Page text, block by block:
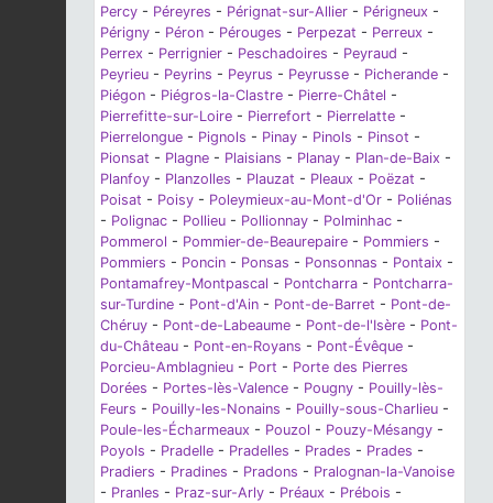
Percy - Péreyres - Pérignat-sur-Allier - Périgneux -
Périgny - Péron - Pérouges - Perpezat - Perreux -
Perrex - Perrignier - Peschadoires - Peyraud -
Peyrieu - Peyrins - Peyrus - Peyrusse - Picherande -
Piégon - Piégros-la-Clastre - Pierre-Châtel -
Pierrefitte-sur-Loire - Pierrefort - Pierrelatte -
Pierrelongue - Pignols - Pinay - Pinols - Pinsot -
Pionsat - Plagne - Plaisians - Planay - Plan-de-Baix -
Planfoy - Planzolles - Plauzat - Pleaux - Poëzat -
Poisat - Poisy - Poleymieux-au-Mont-d'Or - Poliénas
- Polignac - Pollieu - Pollionnay - Polminhac -
Pommerol - Pommier-de-Beaurepaire - Pommiers -
Pommiers - Poncin - Ponsas - Ponsonnas - Pontaix -
Pontamafrey-Montpascal - Pontcharra - Pontcharra-
sur-Turdine - Pont-d'Ain - Pont-de-Barret - Pont-de-
Chéruy - Pont-de-Labeaume - Pont-de-l'Isère - Pont-
du-Château - Pont-en-Royans - Pont-Évêque -
Porcieu-Amblagnieu - Port - Porte des Pierres
Dorées - Portes-lès-Valence - Pougny - Pouilly-lès-
Feurs - Pouilly-les-Nonains - Pouilly-sous-Charlieu -
Poule-les-Écharmeaux - Pouzol - Pouzy-Mésangy -
Poyols - Pradelle - Pradelles - Prades - Prades -
Pradiers - Pradines - Pradons - Pralognan-la-Vanoise
- Pranles - Praz-sur-Arly - Préaux - Prébois -